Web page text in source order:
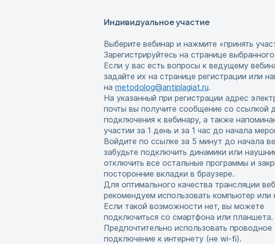
Индивидуальное участие
Выберите вебинар и нажмите «принять
Зарегистрируйтесь на странице
Если у вас есть вопросы к ведущему
задайте их на странице регистрации или
на metodolog@antiplagiat.ru.
На указанный при регистрации адрес
почты вы получите сообщение со ссылкой
подключения к вебинару, а также
участии за 1 день и за 1 час до начала
Войдите по ссылке за 5 минут до начала
забудьте подключить динамики или
отключить все остальные программы и
посторонние вкладки в браузере.
Для оптимального качества трансляции
рекомендуем использовать компьютер или
Если такой возможности нет, вы можете
подключиться со смартфона или планшета.
Предпочтительно использовать проводное
подключение к интернету (не wi-fi).